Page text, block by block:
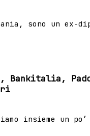
sono un ex-
Bankitalia,
insieme un